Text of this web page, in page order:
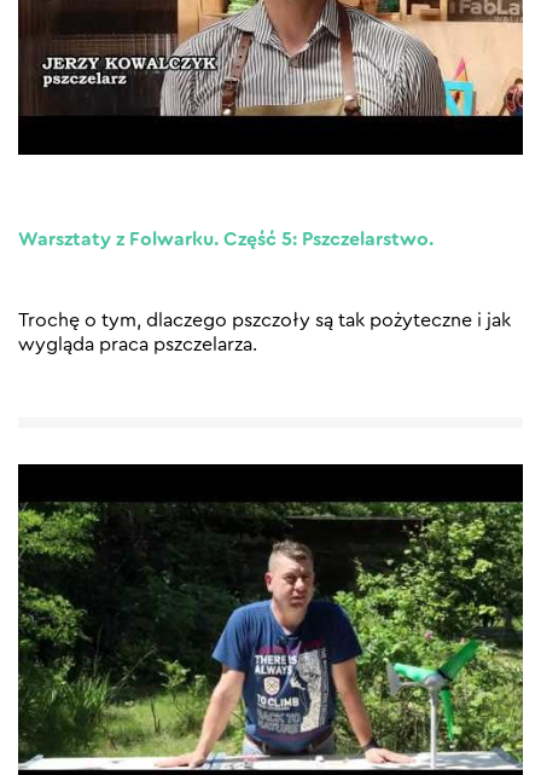
Warsztaty z Folwarku. Część 5: Pszczelarstwo.
Trochę o tym, dlaczego pszczoły są tak pożyteczne i jak
wygląda praca pszczelarza.